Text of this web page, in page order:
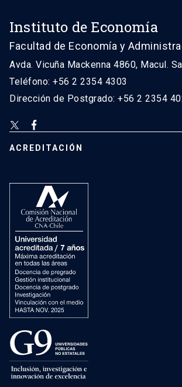
Instituto de Economía
Facultad de Economía y
Avda. Vicuña Mackenna 4860, Macul.
Teléfono: +56 2 2354 4303
Dirección de Postgrado: +56 2 2354
ACREDITACIÓN